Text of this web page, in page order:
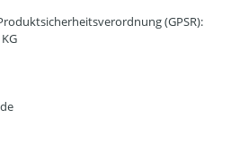
(GPSR):